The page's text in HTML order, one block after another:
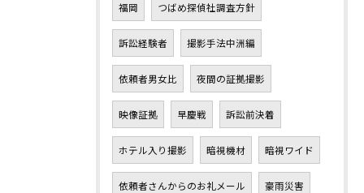
福岡 つばめ探偵社調査方針
訴訟経験者 撮影手法中洲編
依頼者男女比 夜間の証拠撮影
映像証拠 早慶戦 訴訟前決着
ホテル入り撮影 暗視機材 暗視ワイド
依頼者さんからのお礼メール 豪雨災害